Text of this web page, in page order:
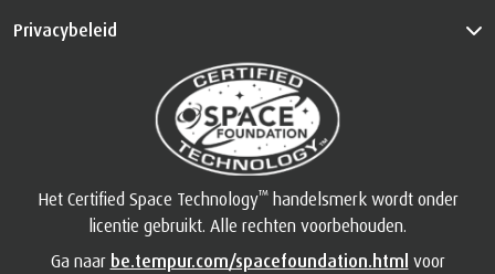
Privacybeleid
Het Certified Space Technology™handelsmerk wordt onder
licentie gebruikt. Alle rechten voorbehouden.
Ga naar be.tempur.com/spacefoundation.html voor